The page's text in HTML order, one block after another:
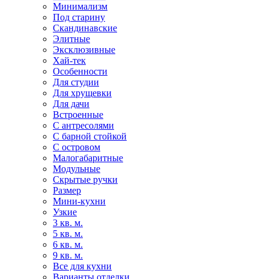
Минимализм
Под старину
Скандинавские
Элитные
Эксклюзивные
Хай-тек
Особенности
Для студии
Для хрущевки
Для дачи
Встроенные
С антресолями
С барной стойкой
С островом
Малогабаритные
Модульные
Скрытые ручки
Размер
Мини-кухни
Узкие
3 кв. м.
5 кв. м.
6 кв. м.
9 кв. м.
Все для кухни
Варианты отделки